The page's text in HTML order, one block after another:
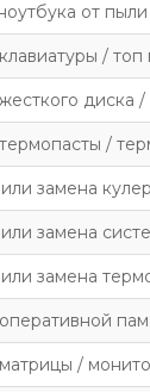
от пыли
/ топ
диска /
/
замена
замена
замена
/